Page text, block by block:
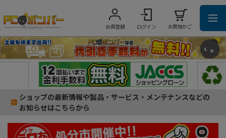
会員登録 ログイン お買物かご
ショップの最新情報や製品・サービス・メンテナンスなどの
お知らせはこちらから